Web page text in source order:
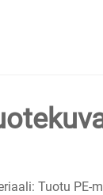
Tuotu PE-